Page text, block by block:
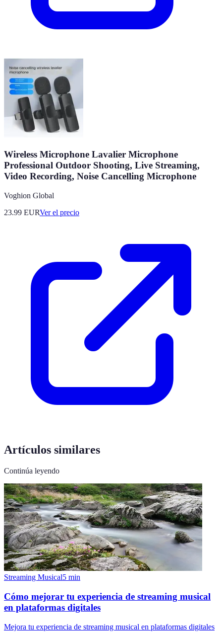
Wireless Microphone Lavalier Microphone
Professional Outdoor Shooting, Live Streaming,
Video Recording, Noise Cancelling Microphone
Voghion Global
23.99 EURVer el precio
Artículos similares
Continúa leyendo
Streaming Musical5 min
Cómo mejorar tu experiencia de streaming musical
en plataformas digitales
Mejora tu experiencia de streaming musical en plataformas digitales